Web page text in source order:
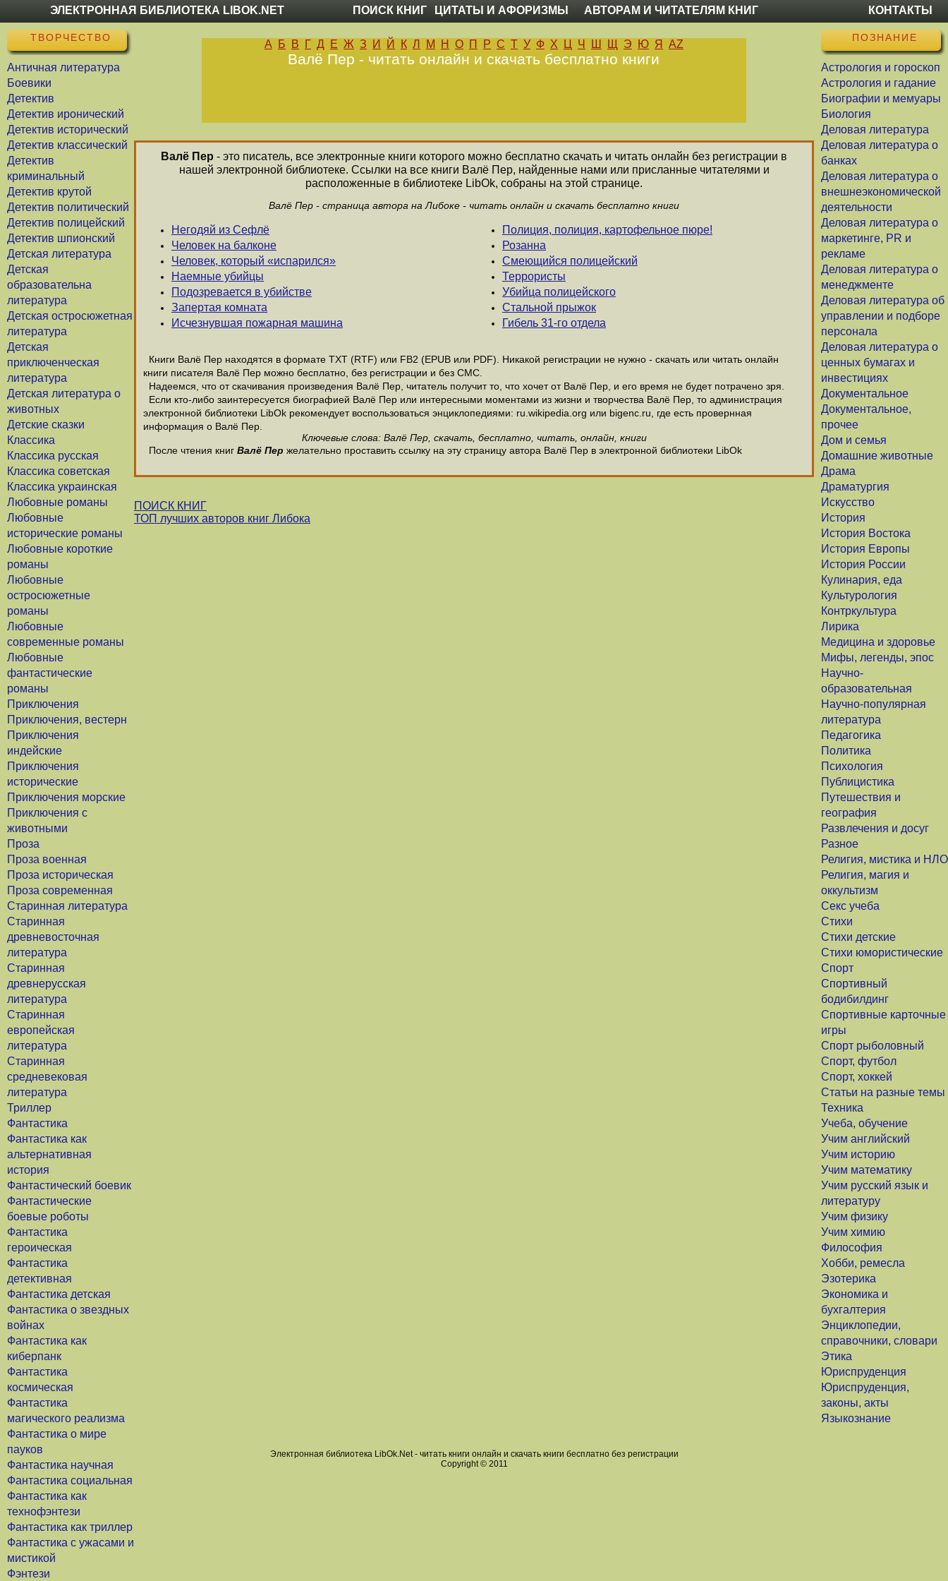
ЭЛЕКТРОННАЯ БИБЛИОТЕКА LIBOK.NET ПОИСК КНИГ ЦИТАТЫ И АФОРИЗМЫ АВТОРАМ И ЧИТАТЕЛЯМ КНИГ КОНТАКТЫ
ТВОРЧЕСТВО
Античная литература
Боевики
Детектив
Детектив иронический
Детектив исторический
Детектив классический
Детектив
криминальный
Детектив крутой
Детектив политический
Детектив полицейский
Детектив шпионский
Детская литература
Детская
образовательна
литература
Детская остросюжетная
литература
Детская
приключенческая
литература
Детская литература о
животных
Детские сказки
Классика
Классика русская
Классика советская
Классика украинская
Любовные романы
Любовные
исторические романы
Любовные короткие
романы
Любовные
остросюжетные
романы
Любовные
современные романы
Любовные
фантастические
романы
Приключения
Приключения, вестерн
Приключения
индейские
Приключения
исторические
Приключения морские
Приключения с
животными
Проза
Проза военная
Проза историческая
Проза современная
Старинная литература
Старинная
древневосточная
литература
Старинная
древнерусская
литература
Старинная
европейская
литература
Старинная
средневековая
литература
Триллер
Фантастика
Фантастика как
альтернативная
история
Фантастический боевик
Фантастические
боевые роботы
Фантастика
героическая
Фантастика
детективная
Фантастика детская
Фантастика о звездных
войнах
Фантастика как
киберпанк
Фантастика
космическая
Фантастика
магического реализма
Фантастика о мире
пауков
Фантастика научная
Фантастика социальная
Фантастика как
технофэнтези
Фантастика как триллер
Фантастика с ужасами и
мистикой
Фэнтези
ПОЗНАНИЕ
Астрология и гороскоп
Астрология и гадание
Биографии и мемуары
Биология
Деловая литература
Деловая литература о
банках
Деловая литература о
внешнеэкономической
деятельности
Деловая литература о
маркетинге, PR и
рекламе
Деловая литература о
менеджменте
Деловая литература об
управлении и подборе
персонала
Деловая литература о
ценных бумагах и
инвестициях
Документальное
Документальное,
прочее
Дом и семья
Домашние животные
Драма
Драматургия
Искусство
История
История Востока
История Европы
История России
Кулинария, еда
Культурология
Контркультура
Лирика
Медицина и здоровье
Мифы, легенды, эпос
Научно-
образовательная
Научно-популярная
литература
Педагогика
Политика
Психология
Публицистика
Путешествия и
география
Развлечения и досуг
Разное
Религия, мистика и НЛО
Религия, магия и
оккультизм
Секс учеба
Стихи
Стихи детские
Стихи юмористические
Спорт
Спортивный
бодибилдинг
Спортивные карточные
игры
Спорт рыболовный
Спорт, футбол
Спорт, хоккей
Статьи на разные темы
Техника
Учеба, обучение
Учим английский
Учим историю
Учим математику
Учим русский язык и
литературу
Учим физику
Учим химию
Философия
Хобби, ремесла
Эзотерика
Экономика и
бухгалтерия
Энциклопедии,
справочники, словари
Этика
Юриспруденция
Юриспруденция,
законы, акты
Языкознание
А Б В Г Д Е Ж З И Й К Л М Н О П Р С Т У Ф Х Ц Ч Ш Щ Э Ю Я AZ
Валё Пер - читать онлайн и скачать бесплатно книги
Валё Пер - это писатель, все электронные книги которого можно бесплатно скачать и читать онлайн без регистрации в
нашей электронной библиотеке. Ссылки на все книги Валё Пер, найденные нами или присланные читателями и
расположенные в библиотеке LibOk, собраны на этой странице.
Валё Пер - страница автора на Либоке - читать онлайн и скачать бесплатно книги
Негодяй из Сефлё
Человек на балконе
Человек, который «испарился»
Наемные убийцы
Подозревается в убийстве
Запертая комната
Исчезнувшая пожарная машина
Полиция, полиция, картофельное пюре!
Розанна
Смеющийся полицейский
Террористы
Убийца полицейского
Стальной прыжок
Гибель 31-го отдела
Книги Валё Пер находятся в формате ТХТ (RTF) или FB2 (EPUB или PDF). Никакой регистрации не нужно - скачать или читать онлайн
книги писателя Валё Пер можно бесплатно, без регистрации и без СМС.
Надеемся, что от скачивания произведения Валё Пер, читатель получит то, что хочет от Валё Пер, и его время не будет потрачено зря.
Если кто-либо заинтересуется биографией Валё Пер или интересными моментами из жизни и творчества Валё Пер, то администрация
электронной библиотеки LibOk рекомендует воспользоваться энциклопедиями: ru.wikipedia.org или bigenc.ru, где есть провернная
информация о Валё Пер.
Ключевые слова: Валё Пер, скачать, бесплатно, читать, онлайн, книги
После чтения книг Валё Пер желательно проставить ссылку на эту страницу автора Валё Пер в электронной библиотеки LibOk
ПОИСК КНИГ
ТОП лучших авторов книг Либока
Электронная библиотека LibOk.Net - читать книги онлайн и скачать книги бесплатно без регистрации
Copyright © 2011